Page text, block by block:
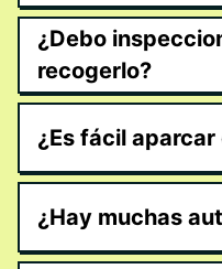
¿Debo
recogerlo?
¿Es fácil aparcar
¿Hay muchas